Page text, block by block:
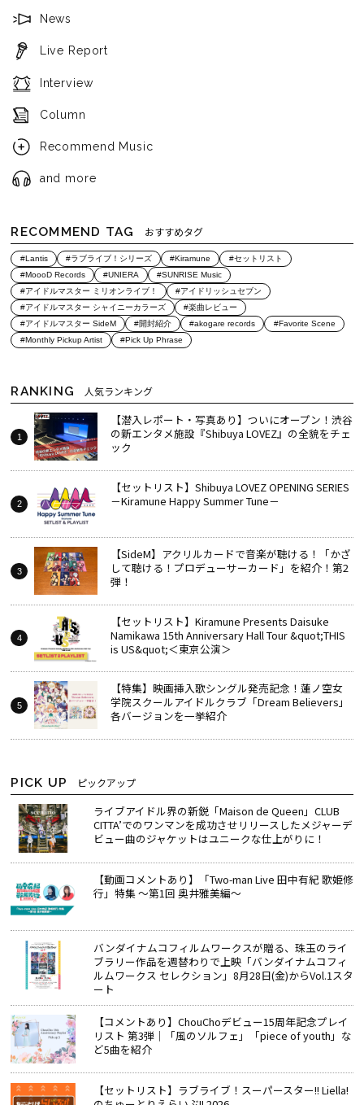
News
Live Report
Interview
Column
Recommend Music
and more
RECOMMEND TAG おすすめタグ
#Lantis #ラブライブ！シリーズ #Kiramune
#セットリスト
#MoooD Records
#UNIERA
#SUNRISE Music
#アイドルマスター ミリオンライブ！
#アイドリッシュセブン
#アイドルマスター シャイニーカラーズ
#楽曲レビュー
#アイドルマスター SideM
#開封紹介 #akogare records
#Favorite Scene
#Monthly Pickup Artist
#Pick Up Phrase
RANKING 人気ランキング
【潜入レポート・写真あり】ついにオープン！渋谷
の新エンタメ施設『Shibuya LOVEZ』の全貌をチェ
ック
【セットリスト】Shibuya LOVEZ OPENING SERIES
－Kiramune Happy Summer Tune－
【SideM】アクリルカードで音楽が聴ける！「かざ
して聴ける！プロデューサーカード」を紹介！第2
弾！
【セットリスト】Kiramune Presents Daisuke
Namikawa 15th Anniversary Hall Tour &quot;THIS
is US&quot;＜東京公演＞
【特集】映画挿入歌シングル発売記念！蓮ノ空女
学院スクールアイドルクラブ「Dream Believers」
各バージョンを一挙紹介
PICK UP ピックアップ
ライブアイドル界の新鋭「Maison de Queen」CLUB
CITTA’でのワンマンを成功させリリースしたメジャーデ
ビュー曲のジャケットはユニークな仕上がりに！
【動画コメントあり】「Two-man Live 田中有紀 歌姫修
行」特集 ～第1回 奥井雅美編～
バンダイナムコフィルムワークスが贈る、珠玉のライ
ブラリー作品を週替わりで上映「バンダイナムコフィ
ルムワークス セレクション」8月28日(金)からVol.1スタ
ート
【コメントあり】ChouChoデビュー15周年記念プレイ
リスト 第3弾｜「風のソルフェ」「piece of youth」な
ど5曲を紹介
【セットリスト】ラブライブ！スーパースター!! Liella!